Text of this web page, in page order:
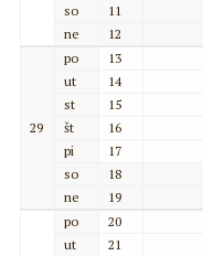
so
11
ne
12
29
po
13
ut
14
st
15
št
16
pi
17
so
18
ne
19
po
20
ut
21